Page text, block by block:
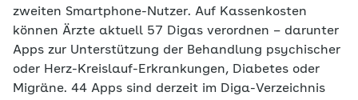
zweiten Smartphone-Nutzer. Auf Kassenkosten
können Ärzte aktuell 57 Digas verordnen – darunter
Apps zur Unterstützung der Behandlung psychischer
oder Herz-Kreislauf-Erkrankungen, Diabetes oder
Migräne. 44 Apps sind derzeit im Diga-Verzeichnis